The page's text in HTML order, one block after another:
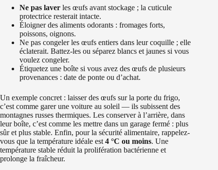
Ne pas laver les œufs avant stockage ; la cuticule
protectrice resterait intacte.
Éloigner des aliments odorants : fromages forts,
poissons, oignons.
Ne pas congeler les œufs entiers dans leur coquille ; elle
éclaterait. Battez-les ou séparez blancs et jaunes si vous
voulez congeler.
Étiquetez une boîte si vous avez des œufs de plusieurs
provenances : date de ponte ou d’achat.
Un exemple concret : laisser des œufs sur la porte du frigo,
c’est comme garer une voiture au soleil — ils subissent des
montagnes russes thermiques. Les conserver à l’arrière, dans
leur boîte, c’est comme les mettre dans un garage fermé : plus
sûr et plus stable. Enfin, pour la sécurité alimentaire, rappelez-
vous que la température idéale est 4 °C ou moins. Une
température stable réduit la prolifération bactérienne et
prolonge la fraîcheur.